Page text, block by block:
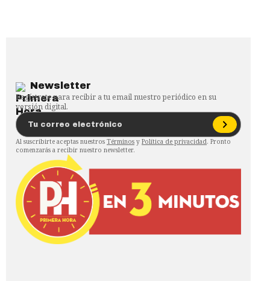
Newsletter
Regístrate para recibir a tu email nuestro periódico en su
versión digital.
Al suscribirte aceptas nuestros Términos y Política de privacidad. Pronto
comenzarás a recibir nuestro newsletter.